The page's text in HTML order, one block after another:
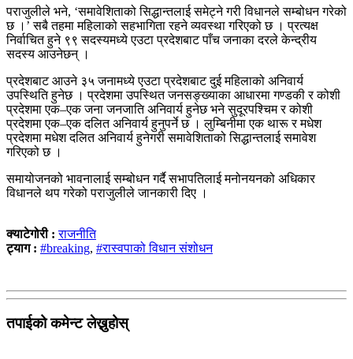
पराजुलीले भने, ‘समावेशिताको सिद्धान्तलाई समेट्ने गरी विधानले सम्बोधन गरेको
छ ।’ सबै तहमा महिलाको सहभागिता रहने व्यवस्था गरिएको छ । प्रत्यक्ष
निर्वाचित हुने ९९ सदस्यमध्ये एउटा प्रदेशबाट पाँच जनाका दरले केन्द्रीय
सदस्य आउनेछन् ।
प्रदेशबाट आउने ३५ जनामध्ये एउटा प्रदेशबाट दुई महिलाको अनिवार्य
उपस्थिति हुनेछ । प्रदेशमा उपस्थित जनसङ्ख्याका आधारमा गण्डकी र कोशी
प्रदेशमा एक–एक जना जनजाति अनिवार्य हुनेछ भने सुदूरपश्चिम र कोशी
प्रदेशमा एक–एक दलित अनिवार्य हुनुपर्ने छ । लुम्बिनीमा एक थारू र मधेश
प्रदेशमा मधेश दलित अनिवार्य हुनेगरी समावेशिताको सिद्धान्तलाई समावेश
गरिएको छ ।
समायोजनको भावनालाई सम्बोधन गर्दै सभापतिलाई मनोनयनको अधिकार
विधानले थप गरेको पराजुलीले जानकारी दिए ।
क्याटेगोरी :राजनीति
ट्याग : #breaking, #रास्वपाको विधान संशोधन
तपाईको कमेन्ट लेख्नुहोस्